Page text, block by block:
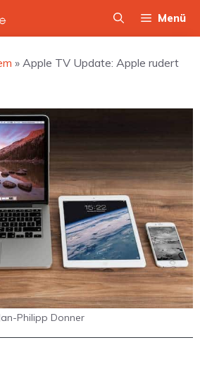
Menü
» Apple TV Update: Apple rudert
Philipp Donner